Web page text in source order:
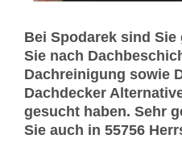
Bei Spodarek sind
Sie nach
Dachreinigung sowie
Dachdecker
gesucht haben. Sehr
Sie auch in 55756